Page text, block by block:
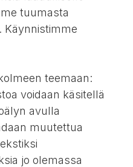
tuumasta
Käynnistimme
teemaan:
voidaan käsitellä
avulla
muutettua
jo olemassa